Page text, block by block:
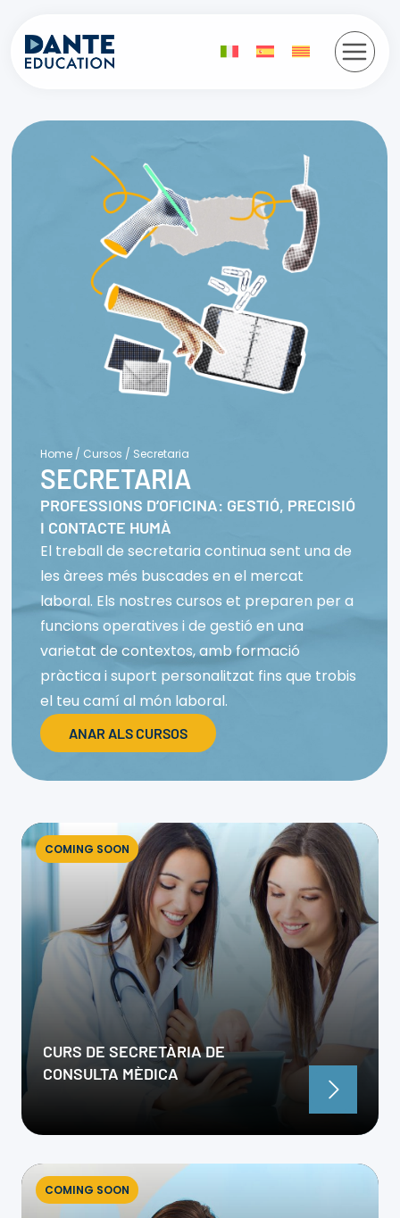
contingut
Home / Cursos / Secretaria
SECRETARIA
PROFESSIONS D’OFICINA: GESTIÓ, PRECISIÓ
I CONTACTE HUMÀ
El treball de secretaria continua sent una de
les àrees més buscades en el mercat
laboral. Els nostres cursos et preparen per a
funcions operatives i de gestió en una
varietat de contextos, amb formació
pràctica i suport personalitzat fins que trobis
el teu camí al món laboral.
ANAR ALS CURSOS
COMING SOON
CURS DE SECRETÀRIA DE
CONSULTA MÈDICA
COMING SOON